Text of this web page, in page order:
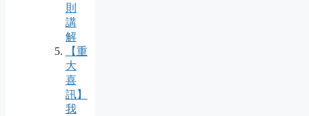
則
講
解
【重
大
喜
訊】
我